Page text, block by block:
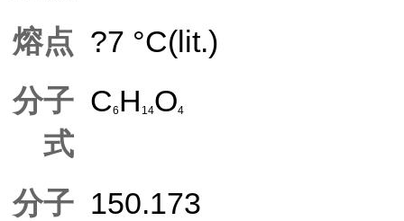
熔点 ?7 °C(lit.)
分子
式
C6 H 14O4
分子 150.173